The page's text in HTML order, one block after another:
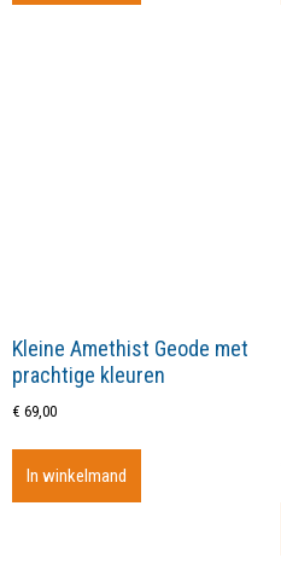
Kleine Amethist Geode met
prachtige kleuren
€ 69,00
In winkelmand